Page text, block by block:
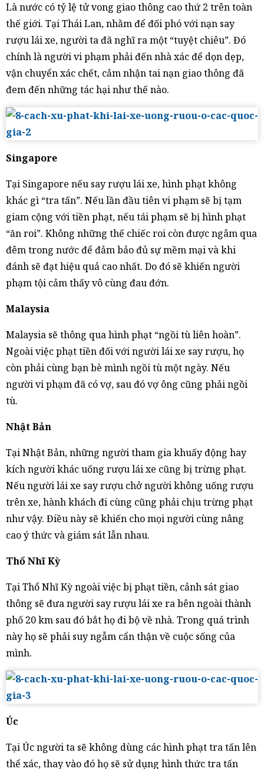
Là nước có tỷ lệ tử vong giao thông cao thứ 2 trên toàn
thế giới. Tại Thái Lan, nhằm để đối phó với nạn say
rượu lái xe, người ta đã nghĩ ra một “tuyệt chiêu”. Đó
chính là người vi phạm phải đến nhà xác để dọn dẹp,
vận chuyển xác chết, cảm nhận tai nạn giao thông đã
đem đến những tác hại như thế nào.
Singapore
Tại Singapore nếu say rượu lái xe, hình phạt không
khác gì “tra tấn”. Nếu lần đầu tiên vi phạm sẽ bị tạm
giam cộng với tiền phạt, nếu tái phạm sẽ bị hình phạt
“ăn roi”. Không những thế chiếc roi còn được ngâm qua
đêm trong nước để đảm bảo đủ sự mềm mại và khi
đánh sẽ đạt hiệu quả cao nhất. Do đó sẽ khiến người
phạm tội cảm thấy vô cùng đau đớn.
Malaysia
Malaysia sẽ thông qua hình phạt “ngồi tù liên hoàn”.
Ngoài việc phạt tiền đối với người lái xe say rượu, họ
còn phải cùng bạn bè mình ngồi tù một ngày. Nếu
người vi phạm đã có vợ, sau đó vợ ông cũng phải ngồi
tù.
Nhật Bản
Tại Nhật Bản, những người tham gia khuấy động hay
kích người khác uống rượu lái xe cũng bị trừng phạt.
Nếu người lái xe say rượu chở người không uống rượu
trên xe, hành khách đi cùng cũng phải chịu trừng phạt
như vậy. Điều này sẽ khiến cho mọi người cùng nâng
cao ý thức và giám sát lẫn nhau.
Thổ Nhĩ Kỳ
Tại Thổ Nhĩ Kỳ ngoài việc bị phạt tiền, cảnh sát giao
thông sẽ đưa người say rượu lái xe ra bên ngoài thành
phố 20 km sau đó bắt họ đi bộ về nhà. Trong quá trình
này họ sẽ phải suy ngẫm cẩn thận về cuộc sống của
mình.
Úc
Tại Úc người ta sẽ không dùng các hình phạt tra tấn lên
thể xác, thay vào đó họ sẽ sử dụng hình thức tra tấn